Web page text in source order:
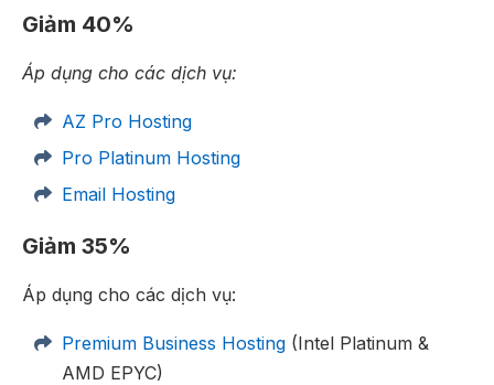
Giảm 40%
Áp dụng cho các dịch vụ:
AZ Pro Hosting
Pro Platinum Hosting
Email Hosting
Giảm 35%
Áp dụng cho các dịch vụ:
Premium Business Hosting (Intel Platinum &
AMD EPYC)